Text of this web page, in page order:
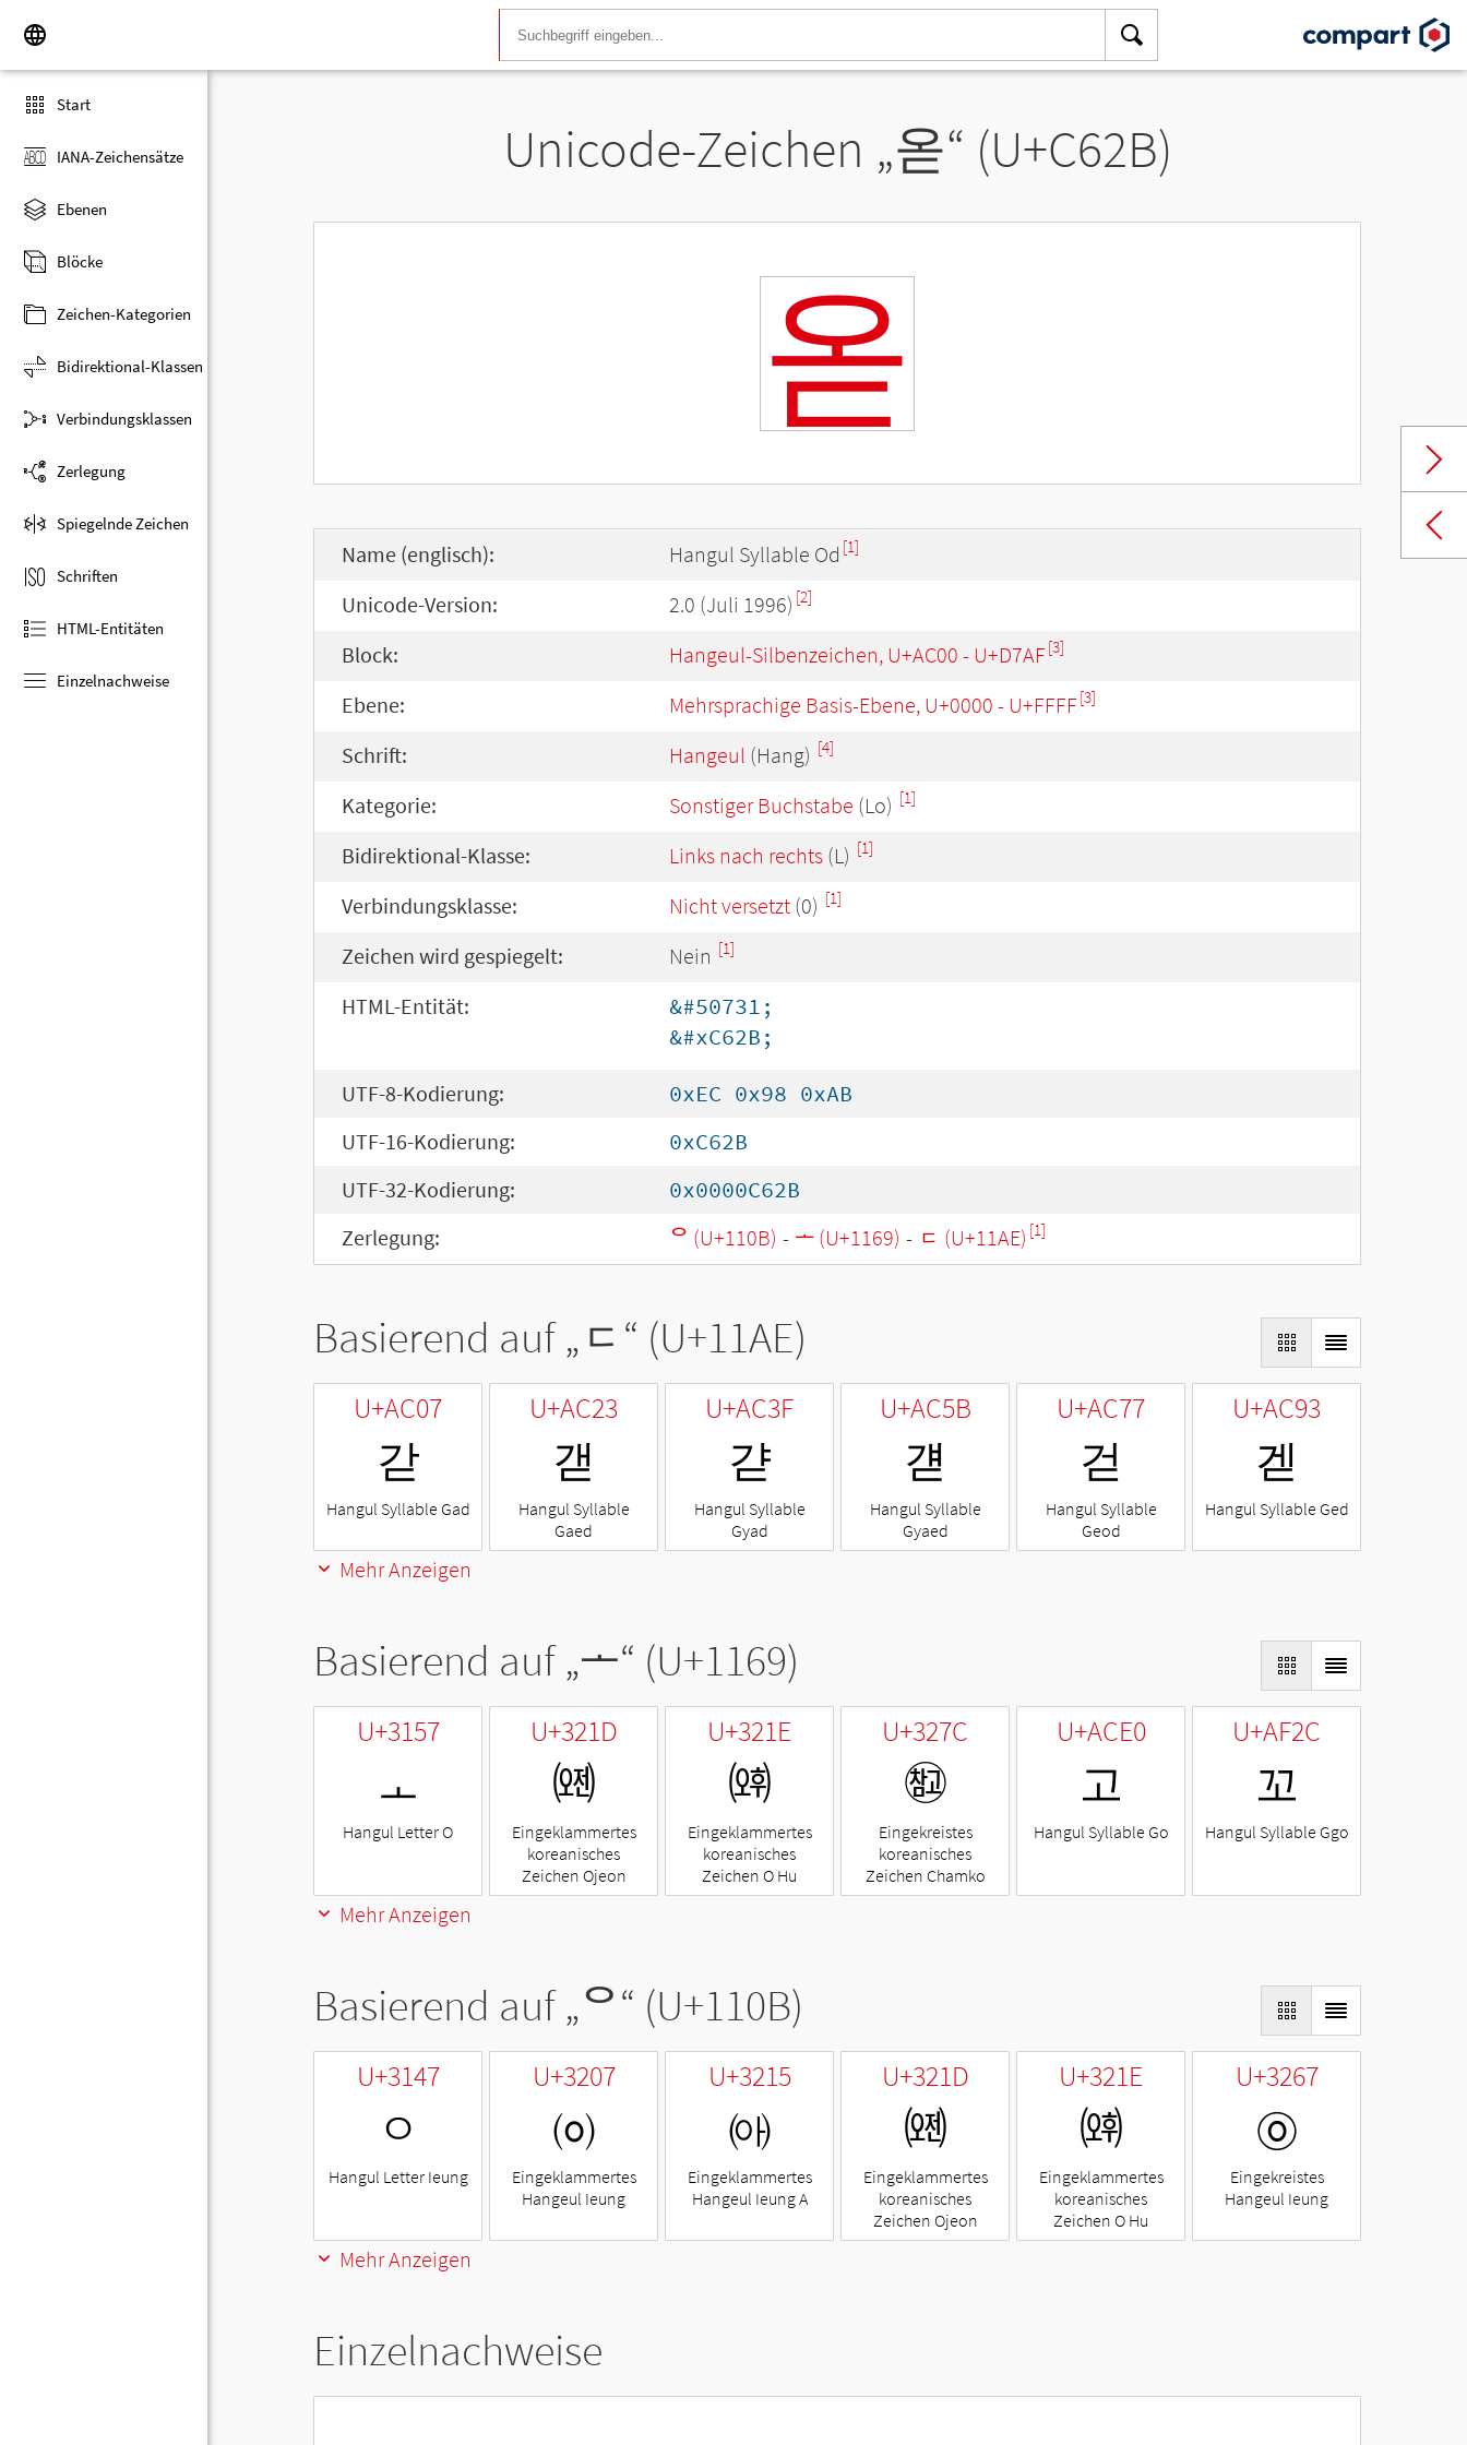
Start
IANA-Zeichensätze
Ebenen
Blöcke
Zeichen-Kategorien
Bidirektional-Klassen
Verbindungsklassen
Zerlegung
Spiegelnde Zeichen
Schriften
HTML-Entitäten
Einzelnachweise
Unicode-Zeichen „옫“ (U+C62B)
옫
Name (englisch): Hangul Syllable Od [1]
Unicode-Version: 2.0 (Juli 1996) [2]
Block: Hangeul-Silbenzeichen, U+AC00 - U+D7AF[3]
Ebene: Mehrsprachige Basis-Ebene, U+0000 - U+FFFF[3]
Schrift: Hangeul (Hang) [4]
Kategorie: Sonstiger Buchstabe (Lo) [1]
Bidirektional-Klasse: Links nach rechts (L) [1]
Verbindungsklasse: Nicht versetzt (0) [1]
Zeichen wird gespiegelt: Nein [1]
HTML-Entität:
&#50731;
&#xC62B;
UTF-8-Kodierung:
0xEC 0x98 0xAB
UTF-16-Kodierung:
0xC62B
UTF-32-Kodierung:
0x0000C62B
Zerlegung:
ᄋ (U+110B) - ᅩ (U+1169) - ᆮ (U+11AE) [1]
Basierend auf „ ᆮ “ (U+11AE)
U+AC07
갇
Hangul Syllable Gad
U+AC23
갣
Hangul Syllable
Gaed
U+AC3F
갿
Hangul Syllable
Gyad
U+AC5B
걛
Hangul Syllable
Gyaed
U+AC77
걷
Hangul Syllable
Geod
U+AC93
겓
Hangul Syllable Ged
Mehr Anzeigen
Basierend auf „ᅩ“ (U+1169)
U+3157
ㅗ
Hangul Letter O
U+321D
㈝
Eingeklammertes
koreanisches
Zeichen Ojeon
U+321E
㈞
Eingeklammertes
koreanisches
Zeichen O Hu
U+327C
㉼
Eingekreistes
koreanisches
Zeichen Chamko
U+ACE0
고
Hangul Syllable Go
U+AF2C
꼬
Hangul Syllable Ggo
Mehr Anzeigen
Basierend auf „ᄋ“ (U+110B)
U+3147
ㅇ
Hangul Letter Ieung
U+3207
㈇
Eingeklammertes
Hangeul Ieung
U+3215
㈕
Eingeklammertes
Hangeul Ieung A
U+321D
㈝
Eingeklammertes
koreanisches
Zeichen Ojeon
U+321E
㈞
Eingeklammertes
koreanisches
Zeichen O Hu
U+3267
㉧
Eingekreistes
Hangeul Ieung
Mehr Anzeigen
Einzelnachweise